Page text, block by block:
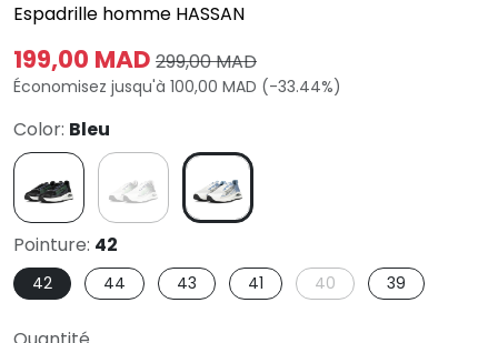
Espadrille homme HASSAN
199,00 MAD 299,00 MAD
Économisez jusqu'à 100,00 MAD (-33.44%)
Color: Bleu
Pointure: 42
42 44 43 41 40 39